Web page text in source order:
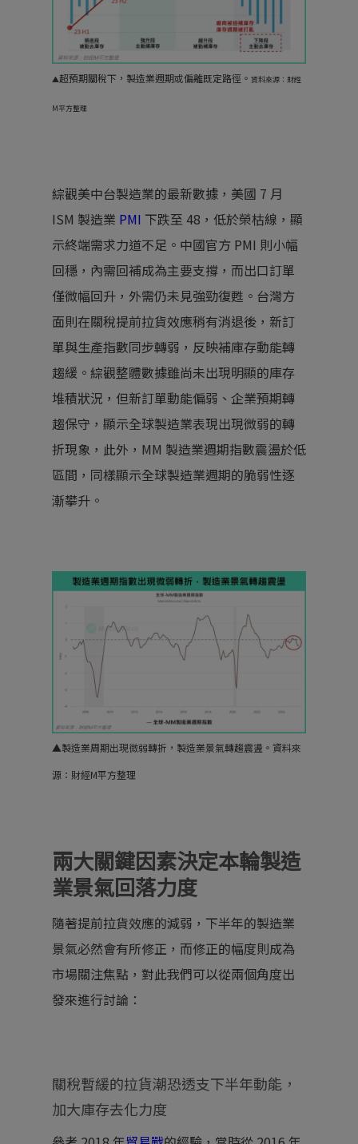
▲超預期關稅下，製造業週期或偏離既定路徑。 資料來源：財經
M平方整理
綜觀美中台製造業的最新數據，美國 7 月
ISM 製造業 PMI 下跌至 48，低於榮枯線，顯
示終端需求力道不足。中國官方 PMI 則小幅
回穩，內需回補成為主要支撐，而出口訂單
僅微幅回升，外需仍未見強勁復甦。台灣方
面則在關稅提前拉貨效應稍有消退後，新訂
單與生產指數同步轉弱，反映補庫存動能轉
趨緩。綜觀整體數據雖尚未出現明顯的庫存
堆積狀況，但新訂單動能偏弱、企業預期轉
趨保守，顯示全球製造業表現出現微弱的轉
折現象，此外，MM 製造業週期指數震盪於低
區間，同樣顯示全球製造業週期的脆弱性逐
漸攀升。
▲製造業周期出現微弱轉折，製造業景氣轉趨震盪。 資料來
源：財經M平方整理
兩大關鍵因素決定本輪製造
業景氣回落力度
隨著提前拉貨效應的減弱，下半年的製造業
景氣必然會有所修正，而修正的幅度則成為
市場關注焦點，對此我們可以從兩個角度出
發來進行討論：
關稅暫緩的拉貨潮恐透支下半年動能，
加大庫存去化力度